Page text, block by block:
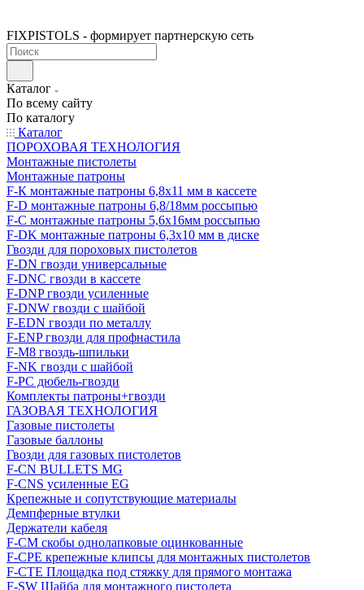
FIXPISTOLS - формирует партнерскую сеть
Каталог
По всему сайту
По каталогу
Каталог
ПОРОХОВАЯ ТЕХНОЛОГИЯ
Монтажные пистолеты
Монтажные патроны
F-К монтажные патроны 6,8х11 мм в кассете
F-D монтажные патроны 6,8/18мм россыпью
F-C монтажные патроны 5,6х16мм россыпью
F-DK монтажные патроны 6,3х10 мм в диске
Гвозди для пороховых пистолетов
F-DN гвозди универсальные
F-DNC гвозди в кассете
F-DNP гвозди усиленные
F-DNW гвозди с шайбой
F-EDN гвозди по металлу
F-ENP гвозди для профнастила
F-M8 гвоздь-шпильки
F-NK гвозди с шайбой
F-PC дюбель-гвозди
Комплекты патроны+гвозди
ГАЗОВАЯ ТЕХНОЛОГИЯ
Газовые пистолеты
Газовые баллоны
Гвозди для газовых пистолетов
F-CN BULLETS MG
F-CNS усиленные EG
Крепежные и сопутствующие материалы
Демпферные втулки
Держатели кабеля
F-CM скобы однолапковые оцинкованные
F-CPE крепежные клипсы для монтажных пистолетов
F-CTE Площадка под стяжку для прямого монтажа
F-SW Шайба для монтажного пистолета